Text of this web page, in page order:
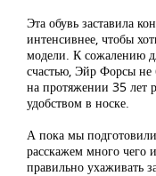
Эта обувь заставила
интенсивнее, чтобы
модели. К сожалению
счастью, Эйр Форсы
на протяжении 35 лет
удобством в носке.
А пока мы
расскажем много чего
правильно ухаживать